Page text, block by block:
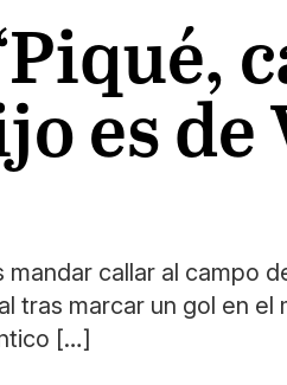
es de
callar al campo
tras marcar un gol en
[…]